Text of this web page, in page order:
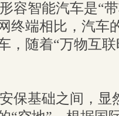
容智能汽车是“
终端相比，汽车
，随着“万物互
保基础之间，显